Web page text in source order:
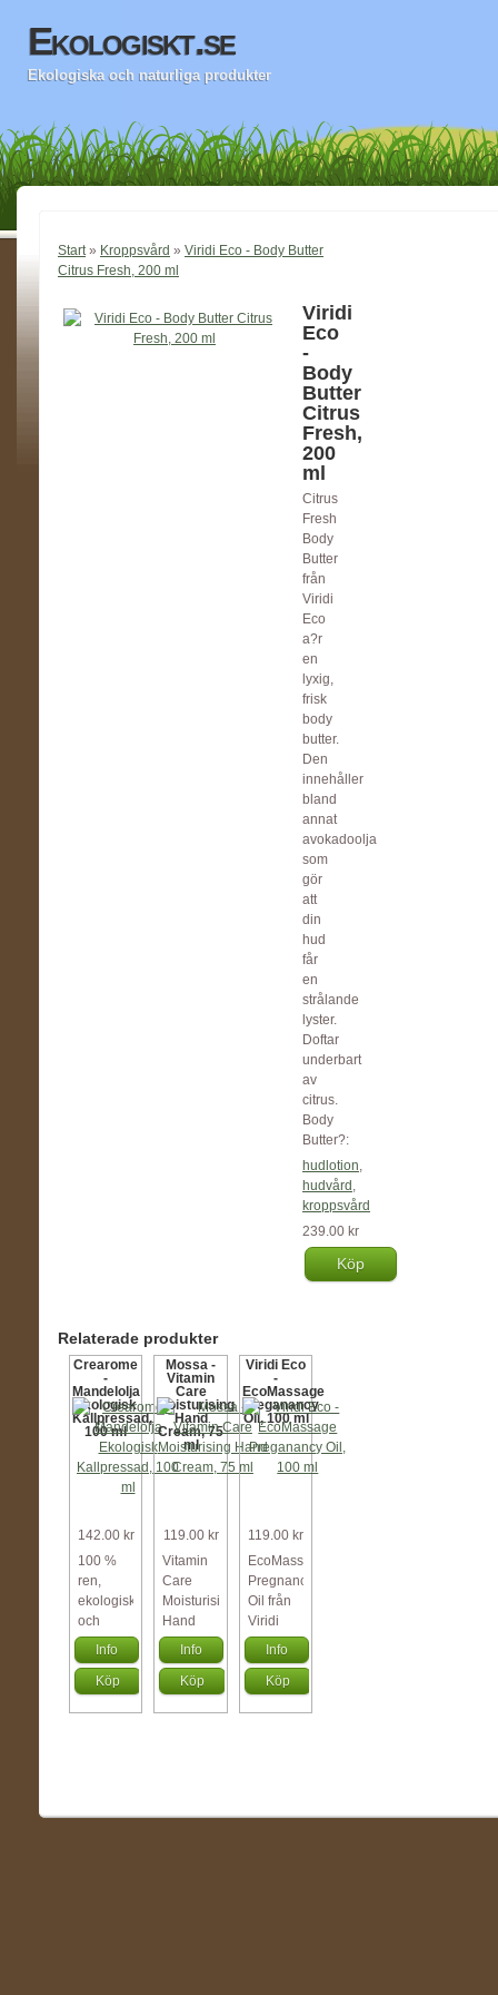
Ekologiskt.se
Ekologiska och naturliga produkter
Start» Kroppsvård » Viridi Eco - Body Butter
Citrus Fresh, 200 ml
Viridi
Eco
-
Body
Butter
Citrus
Fresh,
200
ml
Citrus
Fresh
Body
Butter
från
Viridi
Eco
a?r
en
lyxig,
frisk
body
butter.
Den
innehåller
bland
annat
avokadoolja
som
gör
att
din
hud
får
en
strålande
lyster.
Doftar
underbart
av
citrus.
Body
Butter?:
hudlotion,
hudvård ,
kroppsvård
239.00 kr
Köp
Relaterade produkter
Crearome
-
Mandelolja
Ekologisk
Kallpressad,
100 ml
142.00 kr
100 %
ren,
ekologisk
och
kallpressad
mandelolja
från
Info
Köp
Mossa -
Vitamin
Care
Moisturising
Hand
Cream, 75
ml
119.00 kr
Vitamin
Care
Moisturising
Hand
Cream
från
MOSSA
Info
Köp
Viridi Eco
-
EcoMassage
Preganancy
Oil, 100 ml
119.00 kr
EcoMassage
Pregnancy
Oil från
Viridi
Eco är
en
massageolja
Info
Köp